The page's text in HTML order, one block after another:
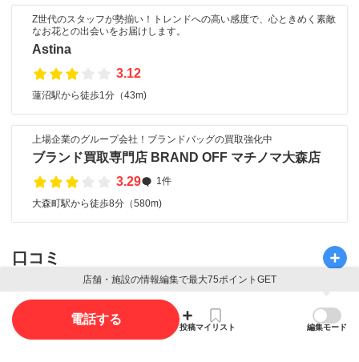
Z世代のスタッフが勢揃い！トレンドへの高い感度で、心ときめく素敵
なお花との出会いをお届けします。
Astina
3.12
蓮沼駅から徒歩1分（43m)
上場企業のグループ会社！ブランドバッグの買取強化中
ブランド買取専門店 BRAND OFF マチノマ大森店
3.29
1件
大森町駅から徒歩8分（580m)
口コミ
口コミ投稿で最大85ポイント獲得できます
口コミを投稿する
店舗・施設の情報編集で最大75ポイントGET
電話する
投稿マイリスト 編集モード